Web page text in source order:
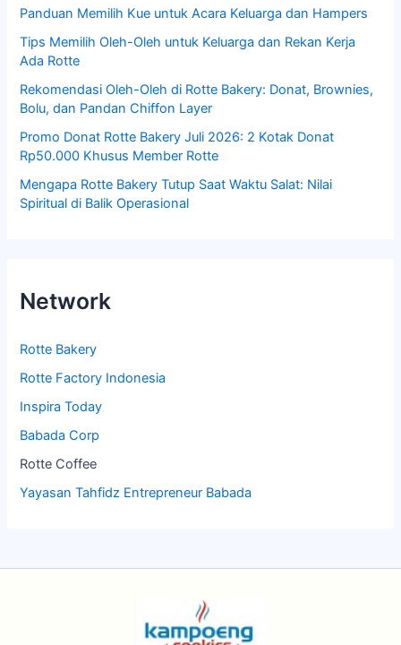
Panduan Memilih Kue untuk Acara Keluarga dan Hampers
Tips Memilih Oleh-Oleh untuk Keluarga dan Rekan Kerja
Ada Rotte
Rekomendasi Oleh-Oleh di Rotte Bakery: Donat, Brownies,
Bolu, dan Pandan Chiffon Layer
Promo Donat Rotte Bakery Juli 2026: 2 Kotak Donat
Rp50.000 Khusus Member Rotte
Mengapa Rotte Bakery Tutup Saat Waktu Salat: Nilai
Spiritual di Balik Operasional
Network
Rotte Bakery
Rotte Factory Indonesia
Inspira Today
Babada Corp
Rotte Coffee
Yayasan Tahfidz Entrepreneur Babada